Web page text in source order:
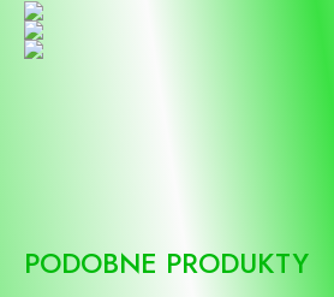
PODOBNE PRODUKTY